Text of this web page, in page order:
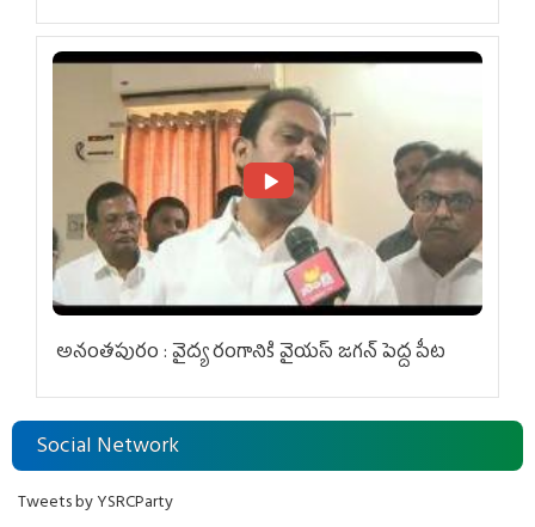
అనంతపురం : వైద్య రంగానికి వైయ‌స్ జ‌గ‌న్ పెద్ద పీట
Social Network
Tweets by YSRCParty